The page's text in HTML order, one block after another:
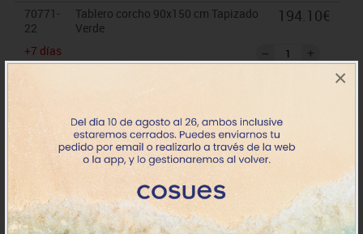
×
70771-
22
Tablero corcho 90x150 cm Tapizado
Verde
+7 días
194.10€
70771-
26
Tablero corcho 90x150 cm Tapizado
Ocre
+7 días
70771-
30
Tablero corcho 90x150 cm Tapizado
Negro
194.10€